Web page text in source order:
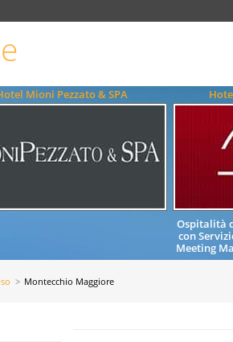
Mioni Pezzato & SPA
Ospitalità
con
Meeting
Montecchio Maggiore